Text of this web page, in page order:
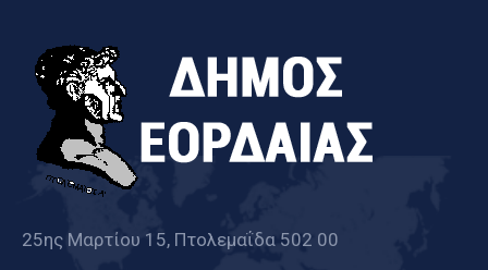
25ης Μαρτίου 15, Πτολεμαΐδα 502 00